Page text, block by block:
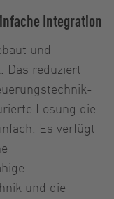
Integration
und
Das reduziert
Lösung die
Es verfügt
und die